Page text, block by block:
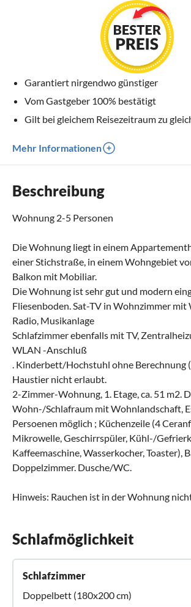
Garantiert nirgendwo günstiger
Vom Gastgeber 100% bestätigt
Gilt bei gleichem Reisezeitraum zu
Mehr Informationen
Beschreibung
Wohnung 2-5 Personen
Die Wohnung liegt in einem
einer Stichstraße, in einem Wohngebiet
Balkon mit Mobiliar.
Die Wohnung ist sehr gut und modern
Fliesenboden. Sat-TV in Wohnzimmer mit
Radio, Musikanlage
Schlafzimmer ebenfalls mit TV,
WLAN -Anschluß
. Kinderbett/Hochstuhl ohne Berechnung
Haustier nicht erlaubt.
2-Zimmer-Wohnung, 1. Etage, ca. 51 m2.
Wohn-/Schlafraum mit Wohnlandschaft,
Persoenen möglich ; Küchenzeile (4
Mikrowelle, Geschirrspüler, Kühl-/
Kaffeemaschine, Wasserkocher, Toaster),
Doppelzimmer. Dusche/WC.
Hinweis: Rauchen ist in der Wohnung
Schlafmöglichkeit
Schlafzimmer
Doppelbett (180x200 cm)